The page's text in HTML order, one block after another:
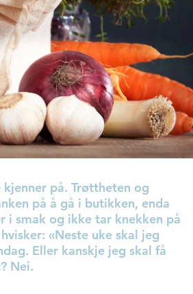
på. Trøttheten og
på å gå i butikken, enda
i smak og ikke tar knekken på
«Neste uke skal jeg
Eller kanskje jeg skal få
Nei.